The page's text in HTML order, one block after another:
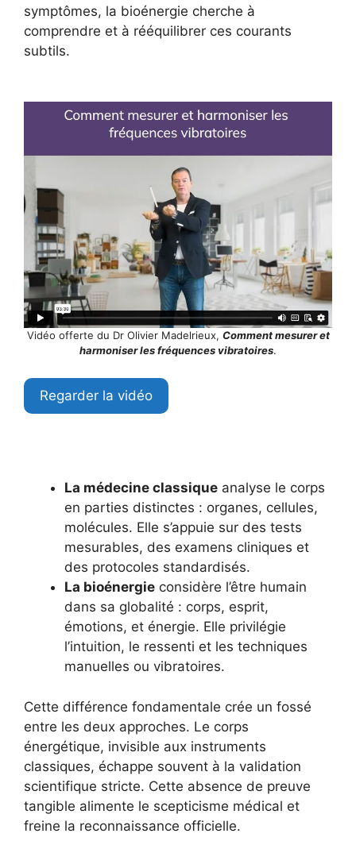
symptômes, la bioénergie cherche à
comprendre et à rééquilibrer ces courants
subtils.
Vidéo offerte du Dr Olivier Madelrieux, Comment mesurer et
harmoniser les fréquences vibratoires.
Regarder la vidéo
La médecine classique analyse le corps
en parties distinctes : organes, cellules,
molécules. Elle s’appuie sur des tests
mesurables, des examens cliniques et
des protocoles standardisés.
La bioénergie considère l’être humain
dans sa globalité : corps, esprit,
émotions, et énergie. Elle privilégie
l’intuition, le ressenti et les techniques
manuelles ou vibratoires.
Cette différence fondamentale crée un fossé
entre les deux approches. Le corps
énergétique, invisible aux instruments
classiques, échappe souvent à la validation
scientifique stricte. Cette absence de preuve
tangible alimente le scepticisme médical et
freine la reconnaissance officielle.